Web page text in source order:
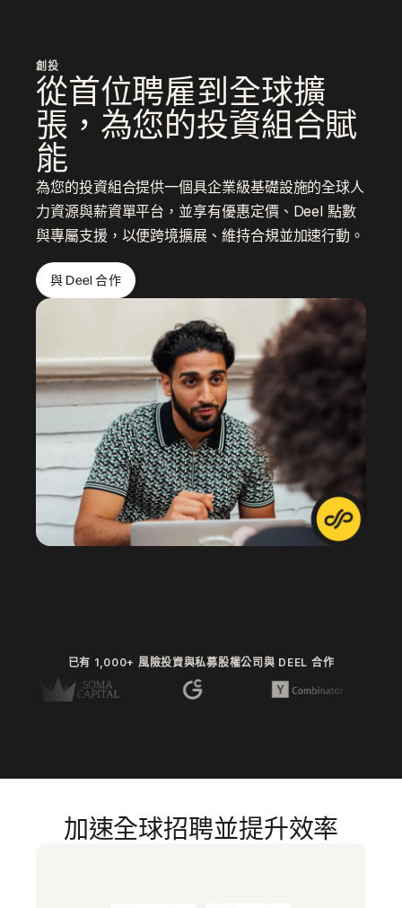
創投
從首位聘雇到全球擴
張，為您的投資組合賦
能
為您的投資組合提供一個具企業級基礎設施的全球人
力資源與薪資單平台，並享有優惠定價、Deel 點數
與專屬支援，以便跨境擴展、維持合規並加速行動。
與 Deel 合作
已有 1,000+ 風險投資與私募股權公司與 DEEL 合作
加速全球招聘並提升效率